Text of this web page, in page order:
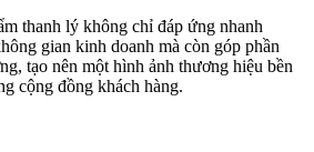
thanh lý không chỉ đáp ứng nhanh
gian kinh doanh mà còn góp phần
tạo nên một hình ảnh thương hiệu bền
cộng đồng khách hàng.